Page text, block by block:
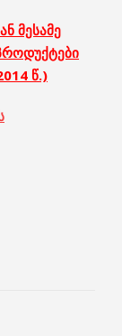
მესამე
წ.)